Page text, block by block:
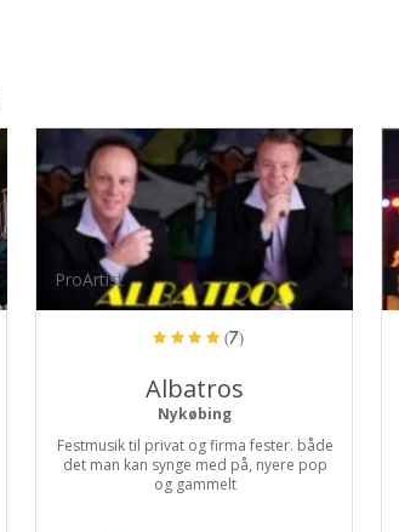
ProArtist
(7)
Albatros
Nykøbing
Festmusik til privat og firma fester. både
det man kan synge med på, nyere pop
og gammelt